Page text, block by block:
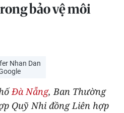
bảo vệ môi
Nhan Dan
Đà Nẵng, Ban Thường
Quỹ Nhi đồng Liên hợp